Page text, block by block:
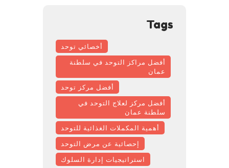
Tags
أخصائي توحد
أفضل مراكز التوحد في سلطنة
عمان
أفضل مركز توحد
أفضل مركز لعلاج التوحد في
سلطنة عمان
أهمية المكملات الغذائية للتوحد
إحصائية عن مرض التوحد
استراتيجيات إدارة السلوك